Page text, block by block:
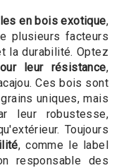
en bois exotique,
plusieurs facteurs
la durabilité. Optez
leur résistance,
Ces bois sont
uniques, mais
leur robustesse,
Toujours
, comme le label
responsable des